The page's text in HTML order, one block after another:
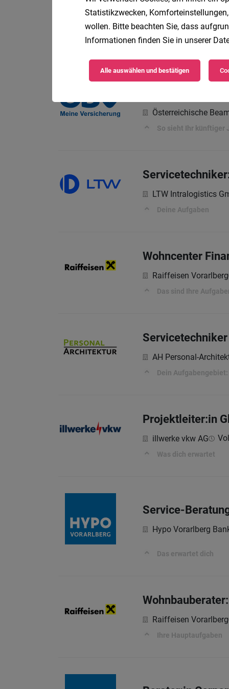
Österreichische
Österreichische
So sieht Ihr künftiger
LTW Intralogistics
Deine Aufgaben
Wohncenter
Raiffeisen Vorarlberg
Das sind Ihre
AH Personal-
Dein Aufgabengebiet:
Projektleiter:in
illwerke vkw AG
Was dich erwartet
Service-
Hypo Vorarlberg
Das erwartet dich
Raiffeisen Vorarlberg
Ihre Hauptaufgaben
Statistikzwecken,
wollen. Bitte beachten Sie, dass
Informationen finden Sie in unserer
Alle auswählen und bestätigen